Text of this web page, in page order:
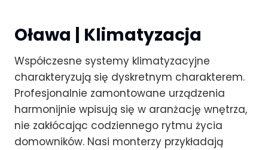
Oława | Klimatyzacja
Współczesne systemy klimatyzacyjne
charakteryzują się dyskretnym charakterem.
Profesjonalnie zamontowane urządzenia
harmonijnie wpisują się w aranżację wnętrza,
nie zakłócając codziennego rytmu życia
domowników. Nasi monterzy przykładają